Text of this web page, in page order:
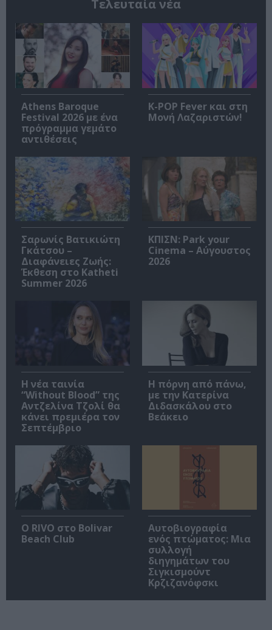
Τελευταία νέα
Athens Baroque
Festival 2026 με ένα
πρόγραμμα γεμάτο
αντιθέσεις
K-POP Fever και στη
Μονή Λαζαριστών!
Σαρωνίς Βατικιώτη
Γκάτσου –
Διαφάνειες Ζωής:
Έκθεση στο Katheti
Summer 2026
ΚΠΙΣΝ: Park your
Cinema – Αύγουστος
2026
Η νέα ταινία
“Without Blood” της
Αντζελίνα Τζολί θα
κάνει πρεμιέρα τον
Σεπτέμβριο
Η πόρνη από πάνω,
με την Κατερίνα
Διδασκάλου στο
Βεάκειο
Ο RIVO στο Bolivar
Beach Club
Αυτοβιογραφία
ενός πτώματος: Μια
συλλογή
διηγημάτων του
Σιγκισμούντ
Κρζιζανόφσκι